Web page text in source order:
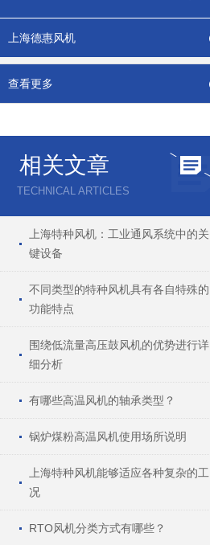
上海德惠风机
查看更多
相关文章
TECHNICAL ARTICLES
上海特种风机：工业通风系统中的关
键设备
不同类型的特种风机具有各自特殊的
功能特点
围绕低流量高压鼓风机的优势进行详
细分析
有哪些高温风机的轴承类型？
锅炉煤粉高温风机使用场所说明
上海特种风机能够适应各种复杂的工
况
RTO风机分类方式有哪些？